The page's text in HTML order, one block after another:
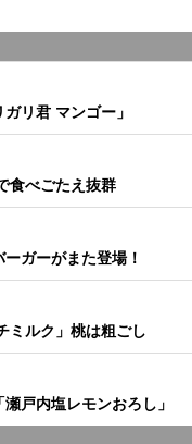
リ君 マンゴー」
食べごたえ抜群
ガーがまた登場！
ミルク」桃は粗ごし
戸内塩レモンおろし」